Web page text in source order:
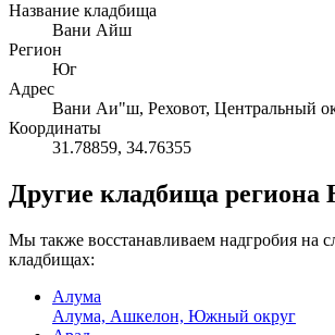
Название кладбища
Вани Айш
Регион
Юг
Адрес
Вани Аи"ш, Реховот, Центральный
Координаты
31.78859, 34.76355
Другие кладбища
Мы также восстанавливаем надгробия на
кладбищах:
Алума
Алума, Ашкелон, Южный округ